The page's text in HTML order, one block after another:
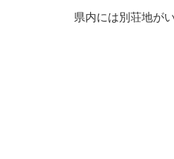
県内には別荘地が